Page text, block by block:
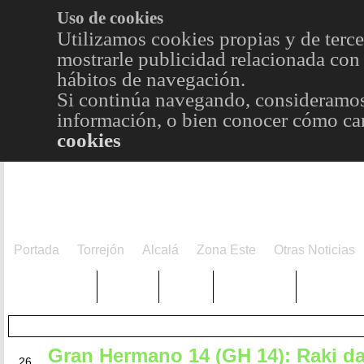
Uso de cookies
Utilizamos cookies propias y de
mostrarle publicidad relacionada
hábitos de navegación.
Si continúa navegando,
información, o bien conocer cómo
cookies
Portada Torrejón Alcalá Zona Este Otras Noticias
Gran Hermano 14 (GH 14): Raki